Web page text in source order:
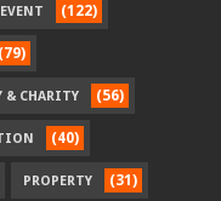
EVENT (122)
(79)
& CHARITY (56)
(40)
PROPERTY (31)